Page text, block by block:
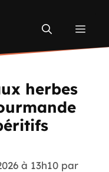
herbes
à 13h10 par